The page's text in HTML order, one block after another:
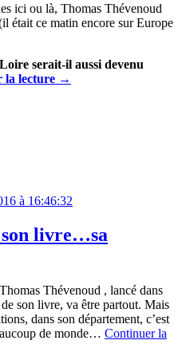
ici ou là, Thomas Thévenoud
était ce matin encore sur Europe
serait-il aussi devenu
la lecture →
à 16:46:32
son livre…sa
Thévenoud , lancé dans
son livre, va être partout. Mais
dans son département, c’est
de monde… Continuer la